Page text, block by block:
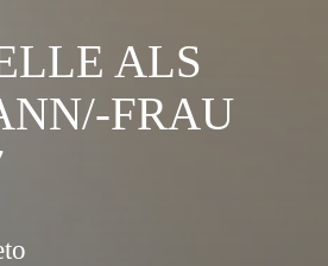
ALS
FRAU